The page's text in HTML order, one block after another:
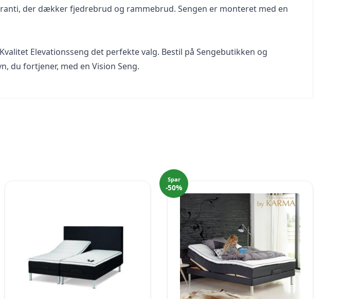
der dækker fjedrebrud og rammebrud. Sengen er monteret med en
Elevationsseng det perfekte valg. Bestil på Sengebutikken og
du fortjener, med en Vision Seng.
Spar
-50%